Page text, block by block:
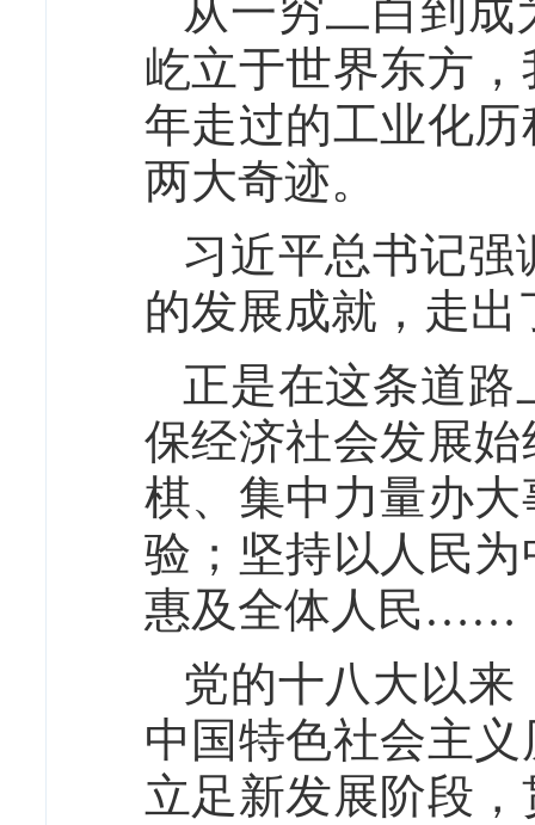
从一穷二白到
屹立于世界东方
年走过的工业化
两大奇迹。
习近平总书记强
的发展成就，走
正是在这条道路
保经济社会发展
棋、集中力量办
验；坚持以人民
惠及全体人民……
党的十八大以
中国特色社会主
立足新发展阶段